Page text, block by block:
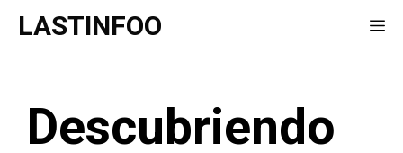
Saltar
LASTINFOO
Descubriendo